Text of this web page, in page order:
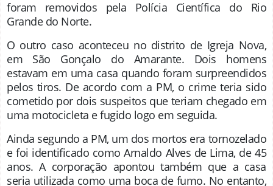
foram removidos pela Polícia Científica do Rio
Grande do Norte.
O outro caso aconteceu no distrito de Igreja Nova,
em São Gonçalo do Amarante. Dois homens
estavam em uma casa quando foram surpreendidos
pelos tiros. De acordo com a PM, o crime teria sido
cometido por dois suspeitos que teriam chegado em
uma motocicleta e fugido logo em seguida.
Ainda segundo a PM, um dos mortos era tornozelado
e foi identificado como Arnaldo Alves de Lima, de 45
anos. A corporação apontou também que a casa
seria utilizada como uma boca de fumo. No entanto,